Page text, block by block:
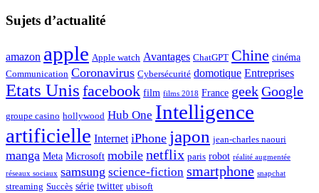
Sujets d’actualité
amazon apple Apple watch Avantages ChatGPT Chine cinéma
Communication Coronavirus Cybersécurité domotique Entreprises
Etats Unis facebook film films 2018 France geekGoogle
groupe casino hollywood Hub One Intelligence
artificielle Internet iPhone japon jean-charles naouri
manga Meta Microsoft mobile netflix paris robot réalité augmentée
réseaux sociaux samsung science-fiction smartphone snapchat
streaming Succès série twitter ubisoft